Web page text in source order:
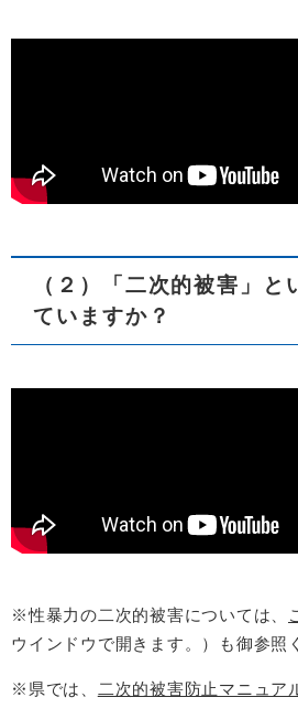
（２）「二次的被害」
ていますか？
※性暴力の二次的被害については、
ウインドウで開きます。）も御参照
※県では、 二次的被害防止マニュア